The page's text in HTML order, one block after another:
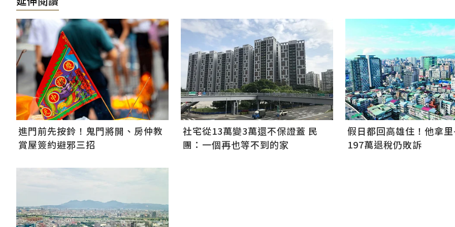
進門前先按鈴！鬼門將開、房仲教
賞屋簽約避邪三招
社宅從13萬變3萬還不保證蓋 民
團：一個再也等不到的家
假日都回高雄住！他拿
197萬退稅仍敗訴